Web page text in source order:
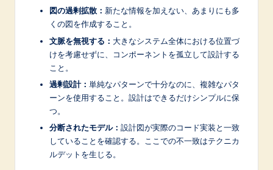
図の過剰拡散： 新たな情報を加えない、あまりにも多
くの図を作成すること。
文脈を無視する： 大きなシステム全体における位置づ
けを考慮せずに、コンポーネントを孤立して設計する
こと。
過剰設計： 単純なパターンで十分なのに、複雑なパタ
ーンを使用すること。設計はできるだけシンプルに保
つ。
分断されたモデル： 設計図が実際のコード実装と一致
していることを確認する。ここでの不一致はテクニカ
ルデットを生じる。